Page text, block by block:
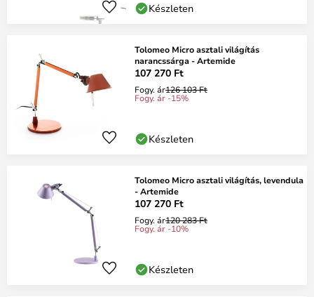
Készleten
Tolomeo Micro asztali világítás
narancssárga - Artemide
107 270 Ft
Fogy. ár126 103 Ft
Fogy. ár -15%
Készleten
Tolomeo Micro asztali világítás, levendula
- Artemide
107 270 Ft
Fogy. ár120 283 Ft
Fogy. ár -10%
Készleten